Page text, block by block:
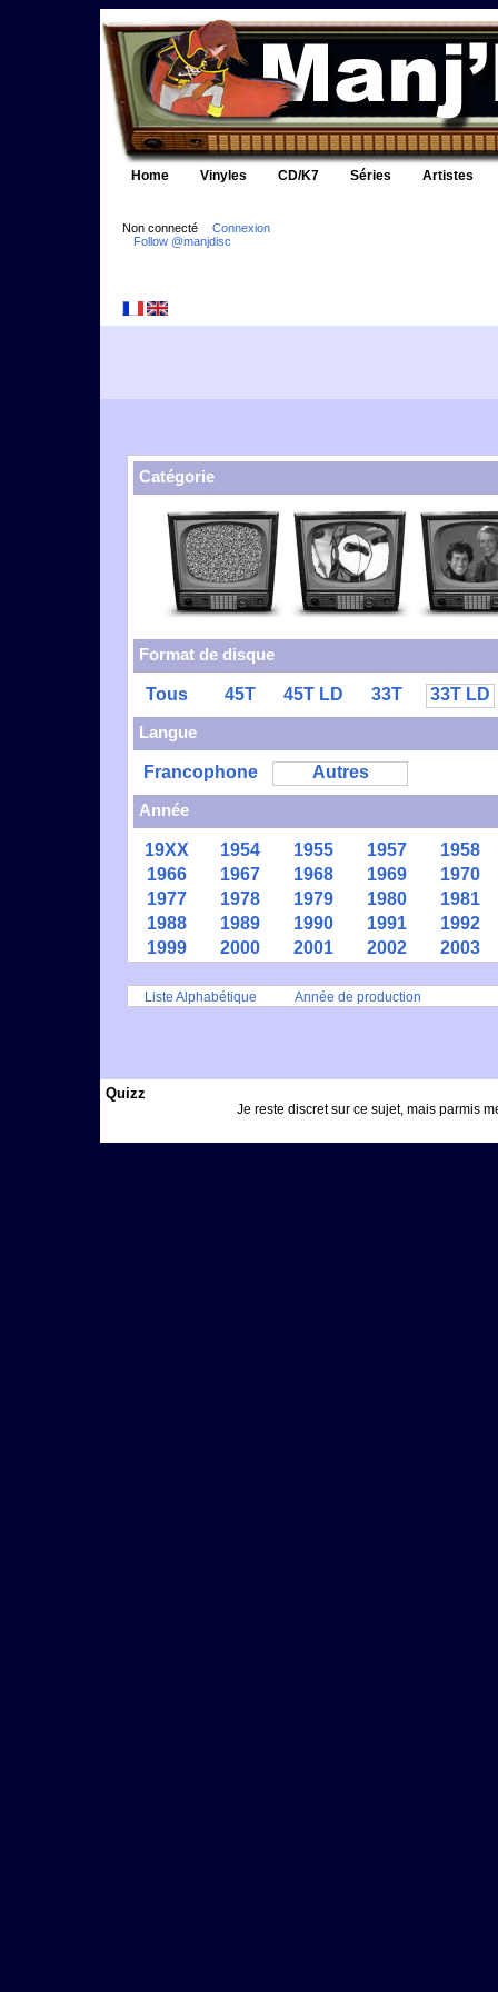
Home Vinyles CD/K7 Séries Artistes
Non connecté
Connexion
Follow @manjdisc
Catégorie
Format de disque
Tous 45T 45T LD 33T
33T LD
Langue
Francophone
Autres
Année
19XX 1954 1955 1957
1958
1966
1967 1968 1969
1970
1977
1978 1979 1980
1981
1988
1989 1990 1991
1992
1999
2000 2001 2002 2003
Liste Alphabétique Année de production
Quizz
Je reste discret sur ce sujet, mais parmis